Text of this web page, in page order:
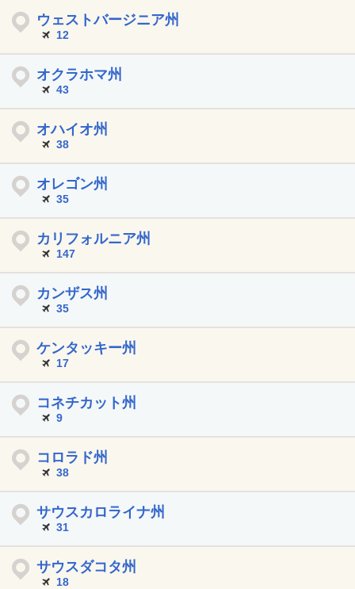
ウェストバージニア州
12
オクラホマ州
43
オハイオ州
38
オレゴン州
35
カリフォルニア州
147
カンザス州
35
ケンタッキー州
17
コネチカット州
9
コロラド州
38
サウスカロライナ州
31
サウスダコタ州
18